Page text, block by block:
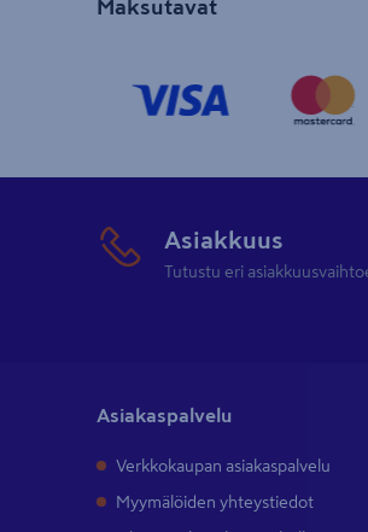
Maksutavat
Asiakkuus
Tutustu eri
Asiakaspalvelu
Verkkokaupan asiakaspalvelu
Myymälöiden yhteystiedot